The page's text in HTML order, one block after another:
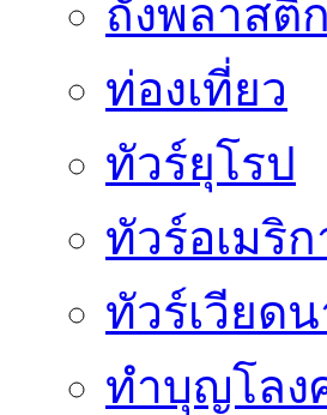
ถังพลาสติก
ท่องเที่ยว
ทัวร์ยุโรป
ทัวร์อเมริก
ทัวร์เวียด
ทำบุญโลง